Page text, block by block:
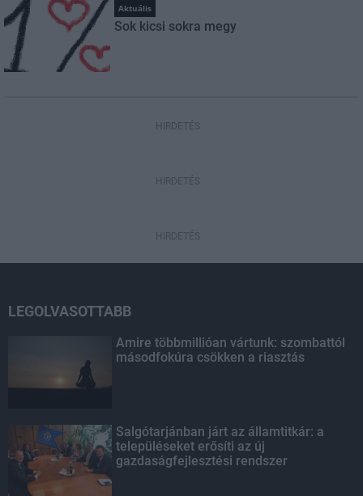
Aktuális
Sok kicsi sokra megy
HIRDETÉS
HIRDETÉS
HIRDETÉS
LEGOLVASOTTABB
Amire többmillióan vártunk: szombattól
másodfokúra csökken a riasztás
Salgótarjánban járt az államtitkár: a
településeket erősíti az új
gazdaságfejlesztési rendszer